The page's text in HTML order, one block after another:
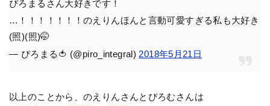
ぴろまるさん大好きです！
…！！！！！！！のえりんほんと言動可愛すぎる私も大好き
(照)(照)🤭
— ぴろまる🍅 (@piro_integral) 2018年5月21日
以上のことから、のえりんさんとぴろむさんは